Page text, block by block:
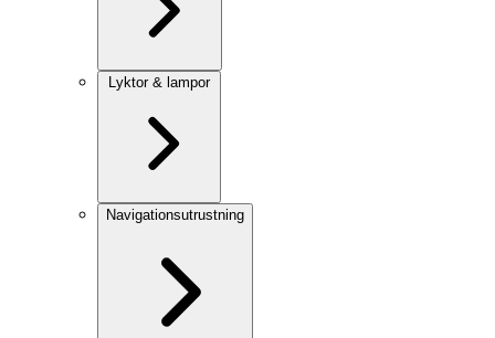
Lyktor & lampor
Navigationsutrustning